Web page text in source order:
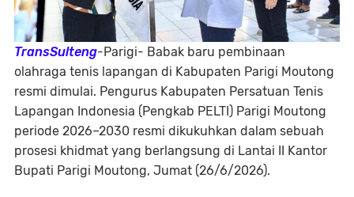
TransSulteng-Parigi- Babak baru pembinaan
olahraga tenis lapangan di Kabupaten Parigi Moutong
resmi dimulai. Pengurus Kabupaten Persatuan Tenis
Lapangan Indonesia (Pengkab PELTI) Parigi Moutong
periode 2026–2030 resmi dikukuhkan dalam sebuah
prosesi khidmat yang berlangsung di Lantai II Kantor
Bupati Parigi Moutong, Jumat (26/6/2026).